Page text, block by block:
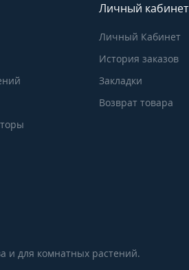
Личный кабинет
Личный Кабинет
История заказов
Закладки
Возврат товара
и для комнатных растений.